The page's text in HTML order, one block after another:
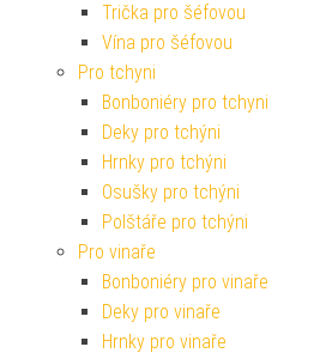
Trička pro šéfovou
Vína pro šéfovou
Pro tchyni
Bonboniéry pro tchyni
Deky pro tchýni
Hrnky pro tchýni
Osušky pro tchýni
Polštáře pro tchýni
Pro vinaře
Bonboniéry pro vinaře
Deky pro vinaře
Hrnky pro vinaře